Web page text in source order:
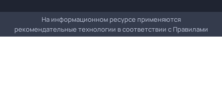
На информационном ресурсе применяются
рекомендательные технологии в соответствии с Правилами